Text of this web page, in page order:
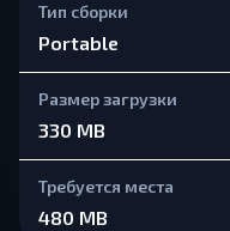
Тип сборки
Portable
Размер загрузки
330 MB
Требуется места
480 MB